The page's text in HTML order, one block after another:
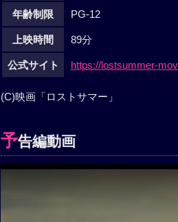
年齢制限 PG-12
上映時間 89分
公式サイト https://lostsummer-
(C)映画「ロストサマー」
予告編動画